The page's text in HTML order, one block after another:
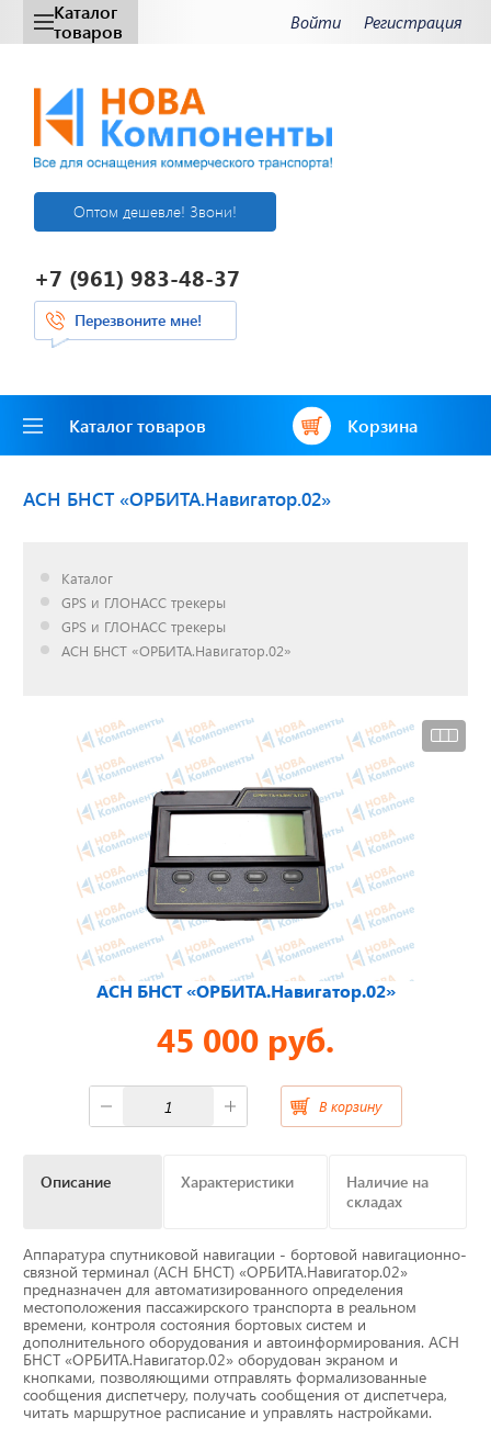
Каталог
товаров
Войти Регистрация
Оптом дешевле! Звони!
+7 (961) 983-48-37
Перезвоните мне!
Каталог товаров Корзина
наш счет!
с нами выгодно
Открылся новый
склад
г. Нижний Новгород
Акции. Скидки.
Спецпредложения.
Узнать подробнее...
Отвечаем на актуальные
вопросы
Приборные панели
Видеонаблюдение на транспорте
GPS и ГЛОНАСС трекеры
Датчики уровня топлива
АСН БНСТ «ОРБИТА.Навигатор.02»
Каталог
GPS и ГЛОНАСС трекеры
GPS и ГЛОНАСС трекеры
АСН БНСТ «ОРБИТА.Навигатор.02»
АСН БНСТ «ОРБИТА.Навигатор.02»
45 000 руб.
В корзину
Описание Характеристики
Наличие на
складах
Аппаратура спутниковой навигации - бортовой навигационно-
связной терминал (АСН БНСТ) «ОРБИТА.Навигатор.02»
предназначен для автоматизированного определения
местоположения пассажирского транспорта в реальном
времени, контроля состояния бортовых систем и
дополнительного оборудования и автоинформирования. АСН
БНСТ «ОРБИТА.Навигатор.02» оборудован экраном и
кнопками, позволяющими отправлять формализованные
сообщения диспетчеру, получать сообщения от диспетчера,
читать маршрутное расписание и управлять настройками.